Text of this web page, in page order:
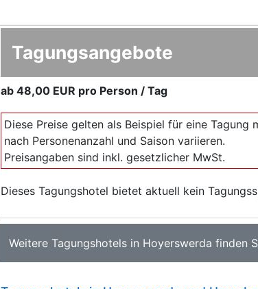
Tagungsangebote
ab 48,00 EUR pro Person / Tag
Diese Preise gelten als Beispiel für eine Tagung
nach Personenanzahl und Saison variieren.
Preisangaben sind inkl. gesetzlicher MwSt.
Dieses Tagungshotel bietet aktuell kein
Weitere Tagungshotels in Hoyerswerda finden